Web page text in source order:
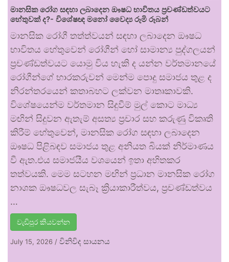
මානසික රෝග සඳහා ලබාදෙන ඖෂධ භාවිතය ප්‍රචණ්ඩත්වයට
හේතුවක් ද?- විශේෂඥ මනෝ වෛද්‍ය රූමි රූබන්
මානසික රෝගී තත්ත්වයන් සඳහා ලබාදෙන ඖෂධ
භාවිතය හේතුවෙන් රෝගීන් හෝ සාමාන්‍ය පුද්ගලයන්
ප්‍රචණ්ඩත්වයට යොමු විය හැකි ද යන්න වර්තමානයේ
රෝගීන්ගේ භාරකරුවන් මෙන්ම පොදු සමාජය තුළ ද
නිරන්තරයෙන් කතාබහට ලක්වන මාතෘකාවකි.
විශේෂයෙන්ම වර්තමාන සිදුවීම් මුල් කොට මාධ්‍ය
මඟින් සිදුවන ඇතැම් අසත්‍ය ප්‍රචාර සහ කරුණු විකෘති
කිරීම් හේතුවෙන්, මානසික රෝග සඳහා ලබාදෙන
ඖෂධ පිළිබඳව සමාජය තුළ අනියත බියක් නිර්මාණය
වී ඇත.එය සමාජයීය වශයෙන් ඉතා අහිතකර
තත්වයකි. මෙම සටහන මඟින් ප්‍රධාන මානසික රෝග
නාශක ඖෂධවල සැබෑ ක්‍රියාකාරීත්වය, ප්‍රචණ්ඩත්වය
…
වැඩිපුර කියවන්න
July 15, 2026 / විනිවිද සායනය